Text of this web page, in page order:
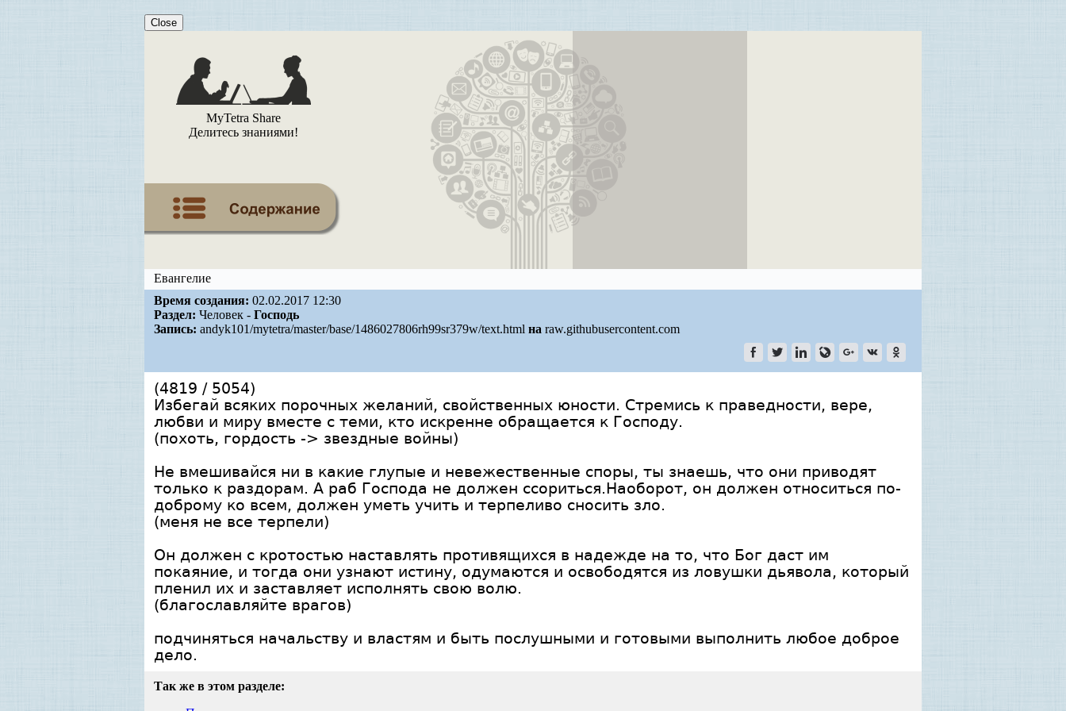
Close
MyTetra Share
Делитесь знаниями!
Евангелие
Время создания: 02.02.2017 12:30
Раздел: Человек - Господь
Запись: andyk101/mytetra/master/base/1486027806rh99sr379w/text.html на raw.githubusercontent.com
(4819 / 5054)
Избегай всяких порочных желаний, свойственных юности. Стремись к праведности, вере,
любви и миру вместе с теми, кто искренне обращается к Господу.
(похоть, гордость -> звездные войны)
Не вмешивайся ни в какие глупые и невежественные споры, ты знаешь, что они приводят
только к раздорам. А раб Господа не должен ссориться.Наоборот, он должен относиться по-
доброму ко всем, должен уметь учить и терпеливо сносить зло.
(меня не все терпели)
Он должен с кротостью наставлять противящихся в надежде на то, что Бог даст им
покаяние, и тогда они узнают истину, одумаются и освободятся из ловушки дьявола, который
пленил их и заставляет исполнять свою волю.
(благославляйте врагов)
подчиняться начальству и властям и быть послушными и готовыми выполнить любое доброе
дело.
Так же в этом разделе: